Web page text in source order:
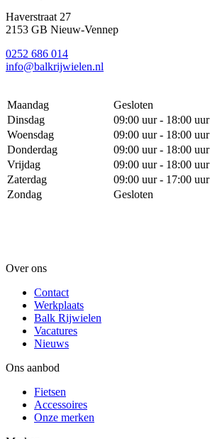
Haverstraat 27
2153 GB Nieuw-Vennep
0252 686 014
info@balkrijwielen.nl
Maandag
Gesloten
Dinsdag
09:00 uur - 18:00 uur
Woensdag
09:00 uur - 18:00 uur
Donderdag
09:00 uur - 18:00 uur
Vrijdag
09:00 uur - 18:00 uur
Zaterdag
09:00 uur - 17:00 uur
Zondag
Gesloten
Over ons
Contact
Werkplaats
Balk Rijwielen
Vacatures
Nieuws
Ons aanbod
Fietsen
Accessoires
Onze merken